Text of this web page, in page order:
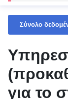
Σύνολο
για το